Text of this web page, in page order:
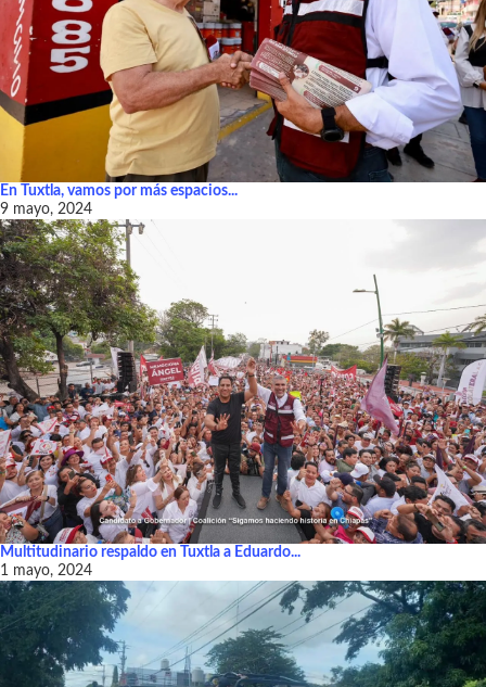
En Tuxtla, vamos por más espacios...
9 mayo, 2024
Multitudinario respaldo en Tuxtla a Eduardo...
1 mayo, 2024